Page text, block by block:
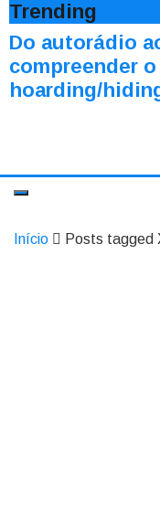
Trending
Do autorádio
compreender
hoarding/
Início Posts tagged